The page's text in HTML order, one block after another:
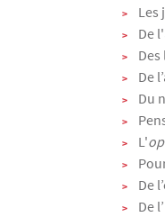
Les
De
De
Du
L'
De
De